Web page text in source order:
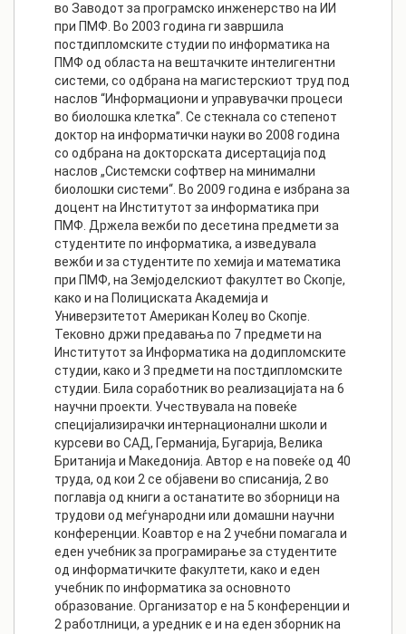
во Заводот за програмско инженерство на ИИ
при ПМФ. Во 2003 година ги завршила
постдипломските студии по информатика на
ПМФ од областа на вештачките интелигентни
системи, со одбрана на магистерскиот труд под
наслов “Информациони и управувачки процеси
во биолошка клетка”. Се стекнала со степенот
доктор на информатички науки во 2008 година
со одбрана на докторската дисертација под
наслов „Системски софтвер на минимални
биолошки системи“. Во 2009 година е избрана за
доцент на Институтот за информатика при
ПМФ. Држела вежби по десетина предмети за
студентите по информатика, а изведувала
вежби и за студентите по хемија и математика
при ПМФ, на Земјоделскиот факултет во Скопје,
како и на Полициската Академија и
Универзитетот Американ Колеџ во Скопје.
Тековно држи предавања по 7 предмети на
Институтот за Информатика на додипломските
студии, како и 3 предмети на постдипломските
студии. Била соработник во реализацијата на 6
научни проекти. Учествувала на повеќе
специјализирачки интернационални школи и
курсеви во САД, Германија, Бугарија, Велика
Британија и Македонија. Автор е на повеќе од 40
труда, од кои 2 се објавени во списанија, 2 во
поглавја од книги а останатите во зборници на
трудови од меѓународни или домашни научни
конференции. Коавтор е на 2 учебни помагала и
еден учебник за програмирање за студентите
од информатичките факултети, како и еден
учебник по информатика за основното
образование. Организатор е на 5 конференции и
2 работлници, а уредник е и на еден зборник на